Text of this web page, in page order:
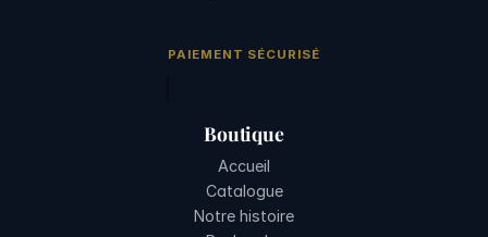
PAIEMENT SÉCURISÉ
Boutique
Accueil
Catalogue
Notre histoire